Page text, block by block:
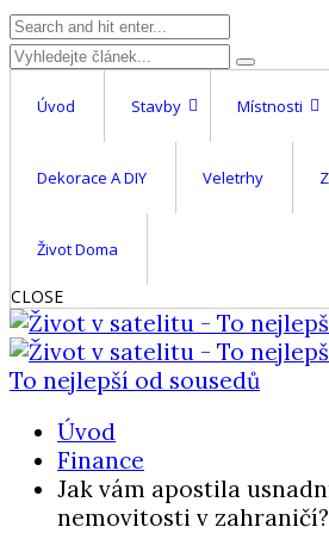
Úvod Stavby Místnosti
Dekorace A DIY Veletrhy
Život Doma
CLOSE
To nejlepší od sousedů
Úvod
Finance
Jak vám apostila
nemovitosti v zahraničí?